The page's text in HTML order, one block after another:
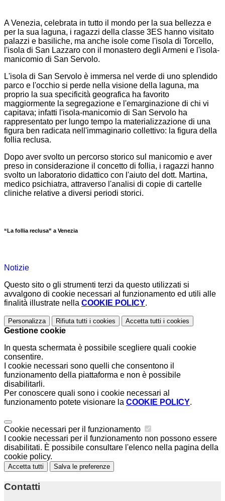
A Venezia, celebrata in tutto il mondo per la sua bellezza e
per la sua laguna, i ragazzi della classe 3ES hanno visitato
palazzi e basiliche, ma anche isole come l'isola di Torcello,
l'isola di San Lazzaro con il monastero degli Armeni e l'isola-
manicomio di San Servolo.
L'isola di San Servolo è immersa nel verde di uno splendido
parco e l'occhio si perde nella visione della laguna, ma
proprio la sua specificità geografica ha favorito
maggiormente la segregazione e l'emarginazione di chi vi
capitava; infatti l'isola-manicomio di San Servolo ha
rappresentato per lungo tempo la materializzazione di una
figura ben radicata nell'immaginario collettivo: la figura della
follia reclusa.
Dopo aver svolto un percorso storico sul manicomio e aver
preso in considerazione il concetto di follia, i ragazzi hanno
svolto un laboratorio didattico con l'aiuto del dott. Martina,
medico psichiatra, attraverso l'analisi di copie di cartelle
cliniche relative a diversi periodi storici.
“La follia reclusa” a Venezia
Notizie
Questo sito o gli strumenti terzi da questo utilizzati si
avvalgono di cookie necessari al funzionamento ed utili alle
finalità illustrate nella COOKIE POLICY.
Personalizza Rifiuta tutti i cookies Accetta tutti i cookies
Gestione cookie
In questa schermata è possibile scegliere quali cookie
consentire.
I cookie necessari sono quelli che consentono il
funzionamento della piattaforma e non è possibile
disabilitarli.
Per conoscere quali sono i cookie necessari al
funzionamento potete visionare la COOKIE POLICY.
Cookie necessari per il funzionamento
I cookie necessari per il funzionamento non possono essere
disabilitati. È possibile consultare l'elenco nella pagina della
cookie policy.
Accetta tutti Salva le preferenze
Contatti